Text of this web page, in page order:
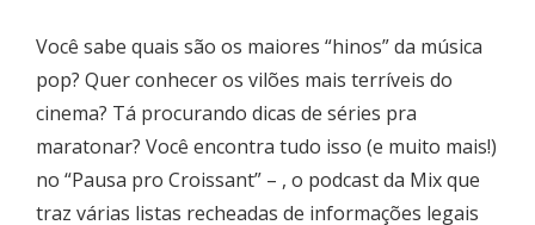
Você sabe quais são os maiores “hinos” da música
pop? Quer conhecer os vilões mais terríveis do
cinema? Tá procurando dicas de séries pra
maratonar? Você encontra tudo isso (e muito mais!)
no “Pausa pro Croissant” – , o podcast da Mix que
traz várias listas recheadas de informações legais